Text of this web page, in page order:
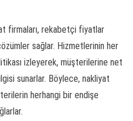
firmaları, rekabetçi fiyatlar
sağlar. Hizmetlerinin her
izleyerek, müşterilerine net
sunarlar. Böylece, nakliyat
herhangi bir endişe